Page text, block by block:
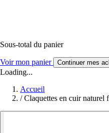
Sous-total du panier
Voir mon panier Continuer mes
Loading...
Accueil
/ Claquettes en cuir